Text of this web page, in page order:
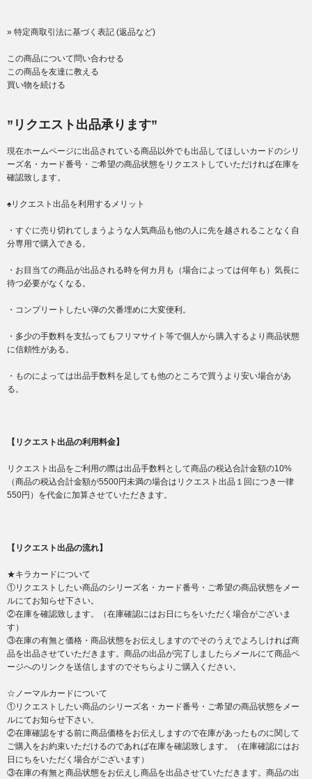
» 特定商取引法に基づく表記 (返品など)
この商品について問い合わせる
この商品を友達に教える
買い物を続ける
”リクエスト出品承ります”
現在ホームページに出品されている商品以外でも出品してほしいカードのシリ
ーズ名・カード番号・ご希望の商品状態をリクエストしていただければ在庫を
確認致します。
♠リクエスト出品を利用するメリット
・すぐに売り切れてしまうような人気商品も他の人に先を越されることなく自
分専用で購入できる。
・お目当ての商品が出品される時を何カ月も（場合によっては何年も）気長に
待つ必要がなくなる。
・コンプリートしたい弾の欠番埋めに大変便利。
・多少の手数料を支払ってもフリマサイト等で個人から購入するより商品状態
に信頼性がある。
・ものによっては出品手数料を足しても他のところで買うより安い場合があ
る。
【リクエスト出品の利用料金】
リクエスト出品をご利用の際は出品手数料として商品の税込合計金額の10%
（商品の税込合計金額が5500円未満の場合はリクエスト出品１回につき一律
550円）を代金に加算させていただきます。
【リクエスト出品の流れ】
★キラカードについて
①リクエストしたい商品のシリーズ名・カード番号・ご希望の商品状態をメー
ルにてお知らせ下さい。
②在庫を確認致します。（在庫確認にはお日にちをいただく場合がございま
す）
③在庫の有無と価格・商品状態をお伝えしますのでそのうえでよろしければ商
品を出品させていただきます。商品の出品が完了しましたらメールにて商品ペ
ージへのリンクを送信しますのでそちらよりご購入ください。
☆ノーマルカードについて
①リクエストしたい商品のシリーズ名・カード番号・ご希望の商品状態をメー
ルにてお知らせ下さい。
②在庫確認をする前に商品価格をお伝えしますので在庫があったものに関して
ご購入をお約束いただけるのであれば在庫を確認致します。（在庫確認にはお
日にちをいただく場合がございます）
③在庫の有無と商品状態をお伝えし商品を出品させていただきます。商品の出